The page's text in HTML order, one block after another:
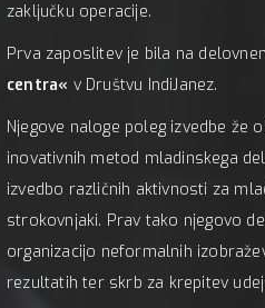
zaključku operacije.
Prva zaposlitev je bila na
centra« v Društvu IndiJanez.
Njegove naloge poleg izvedbe že
inovativnih metod mladinskega
izvedbo različnih aktivnosti za
strokovnjaki. Prav tako njegovo
organizacijo neformalnih
rezultatih ter skrb za krepitev